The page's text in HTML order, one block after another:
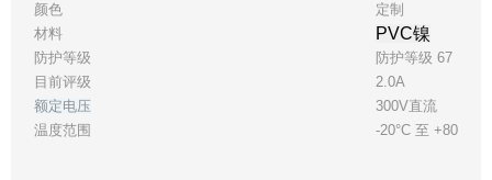
颜色
定制
材料
PVC镍
防护等级
防护等级 67
目前评级
2.0A
额定电压
300V直流
温度范围
-20°C 至 +80°C